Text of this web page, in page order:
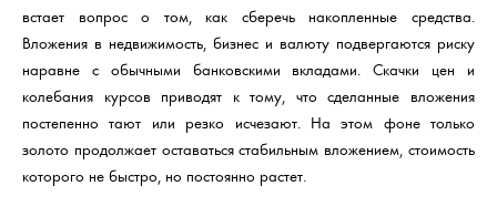
встает вопрос о том, как сберечь накопленные средства.
Вложения в недвижимость, бизнес и валюту подвергаются риску
наравне с обычными банковскими вкладами. Скачки цен и
колебания курсов приводят к тому, что сделанные вложения
постепенно тают или резко исчезают. На этом фоне только
золото продолжает оставаться стабильным вложением, стоимость
которого не быстро, но постоянно растет.